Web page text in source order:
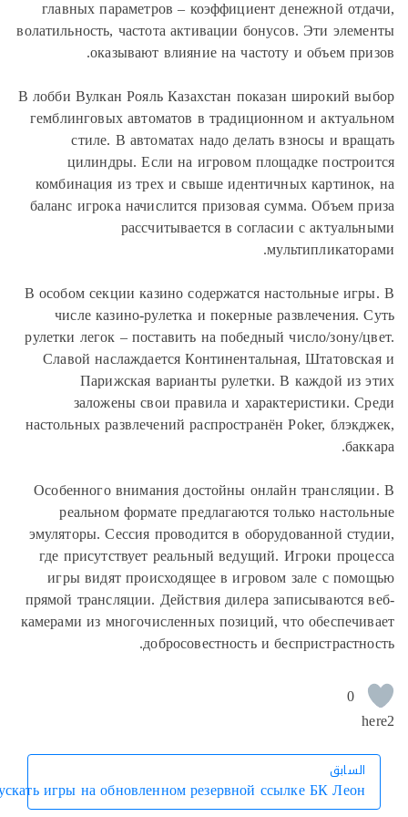
В лобби
баланс
В особом
рулетки
где
игры
прямой
камерами
Виртуальное гэмблинг-платформа с акциями запускать